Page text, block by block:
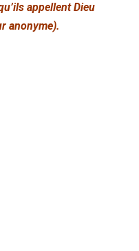
appellent Dieu
anonyme).